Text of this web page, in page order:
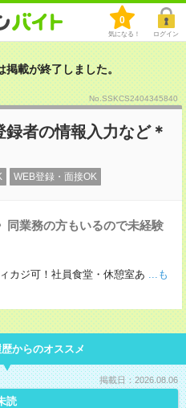
0
気になる！ ログイン
載が終了しました。
No.SSKCS2404345840
者の情報入力など＊
WEB登録・面接OK
同業務の方もいるので未経験
カジ可！社員食堂・休憩室あ ...も
からのオススメ
掲載日：2026.08.06
読